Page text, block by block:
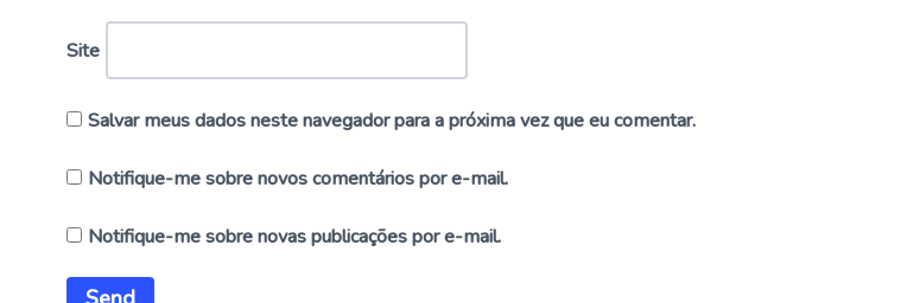
Site
Salvar meus dados neste navegador para a próxima vez que eu comentar.
Notifique-me sobre novos comentários por e-mail.
Notifique-me sobre novas publicações por e-mail.